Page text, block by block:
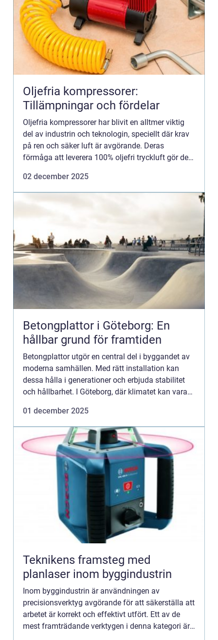
Oljefria kompressorer:
Tillämpningar och fördelar
Oljefria kompressorer har blivit en alltmer viktig
del av industrin och teknologin, speciellt där krav
på ren och säker luft är avgörande. Deras
förmåga att leverera 100% oljefri tryckluft gör dem
02 december 2025
Betongplattor i Göteborg: En
hållbar grund för framtiden
Betongplattor utgör en central del i byggandet av
moderna samhällen. Med rätt installation kan
dessa hålla i generationer och erbjuda stabilitet
och hållbarhet. I Göteborg, där klimatet kan vara
01 december 2025
Teknikens framsteg med
planlaser inom byggindustrin
Inom byggindustrin är användningen av
precisionsverktyg avgörande för att säkerställa att
arbetet är korrekt och effektivt utfört. Ett av de
mest framträdande verktygen i denna kategori är